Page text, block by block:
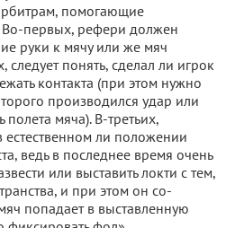
помогающие
первых, рефери должен
руки к мячу или же мяч
следует понять, сделал ли игрок
контакта (при этом нужно
произ­водился удар или
полета мяча). В-третьих,
ли по­ложении
ведь в последнее вре­мя очень
или выставить лок­ти с тем,
и при этом он со­
попадает в выставленную